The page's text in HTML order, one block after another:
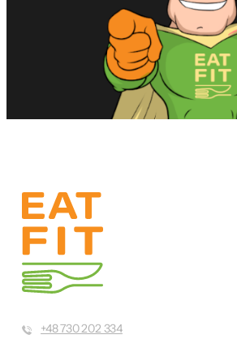
+48 730 202 334